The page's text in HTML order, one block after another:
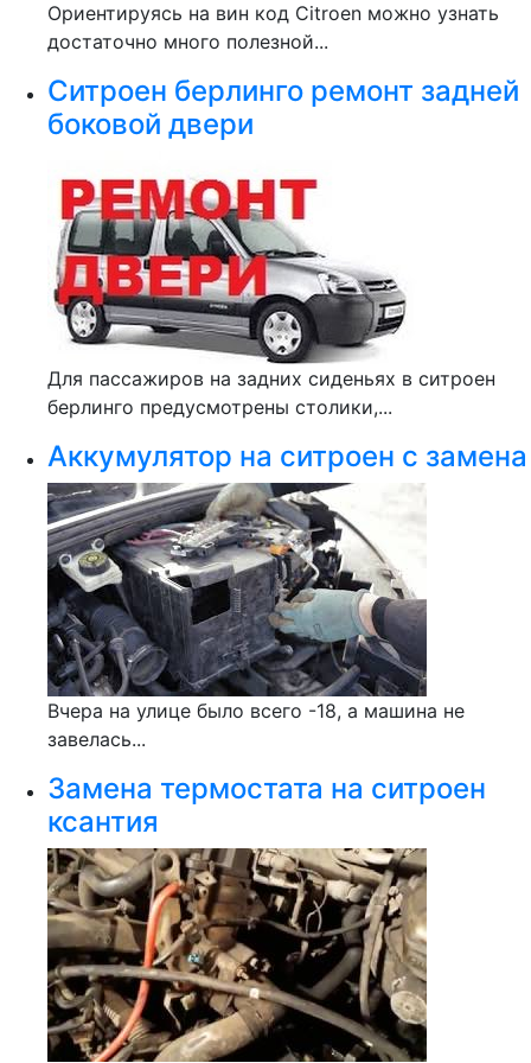
Ориентируясь на вин код Citroen можно узнать
достаточно много полезной...
Ситроен берлинго ремонт задней
боковой двери
Для пассажиров на задних сиденьях в ситроен
берлинго предусмотрены столики,...
Аккумулятор на ситроен с замена
Вчера на улице было всего -18, а машина не
завелась...
Замена термостата на ситроен
ксантия